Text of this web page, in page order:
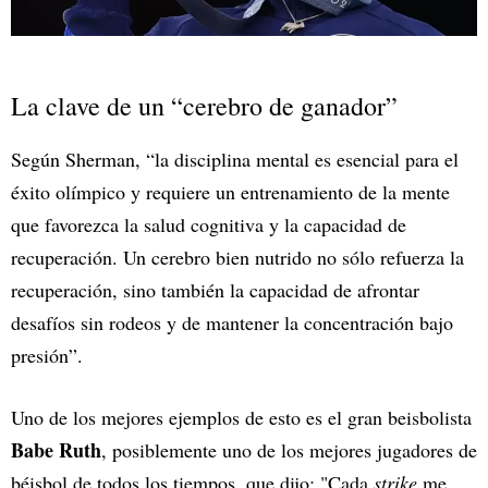
La clave de un “cerebro de ganador”
Según Sherman, “la disciplina mental es esencial para el
éxito olímpico y requiere un entrenamiento de la mente
que favorezca la salud cognitiva y la capacidad de
recuperación. Un cerebro bien nutrido no sólo refuerza la
recuperación, sino también la capacidad de afrontar
desafíos sin rodeos y de mantener la concentración bajo
presión”.
Uno de los mejores ejemplos de esto es el gran beisbolista
Babe Ruth, posiblemente uno de los mejores jugadores de
béisbol de todos los tiempos, que dijo: "Cada strike me